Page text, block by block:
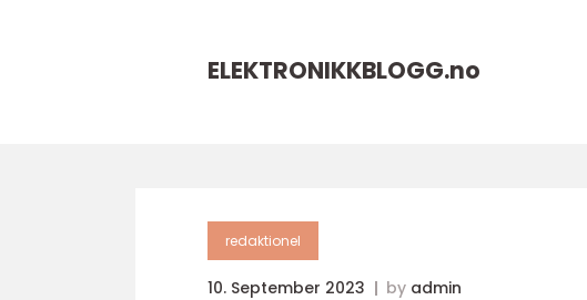
ELEKTRONIKKBLOGG.no
redaktionel
10. September 2023 by admin